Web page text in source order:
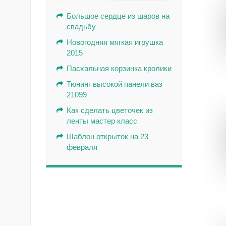
Большое сердце из шаров на
свадьбу
Новогодняя мягкая игрушка
2015
Пасхальная корзинка кролики
Тюнинг высокой панели ваз
21099
Как сделать цветочек из
ленты мастер класс
Шаблон открыток на 23
февраля